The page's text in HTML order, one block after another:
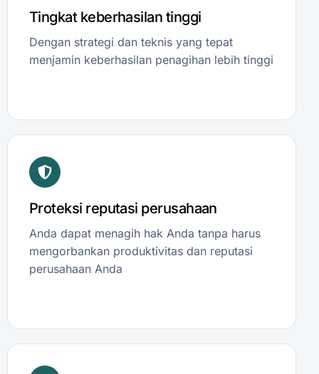
Tingkat keberhasilan tinggi
Dengan strategi dan teknis yang tepat
menjamin keberhasilan penagihan lebih tinggi
Proteksi reputasi perusahaan
Anda dapat menagih hak Anda tanpa harus
mengorbankan produktivitas dan reputasi
perusahaan Anda